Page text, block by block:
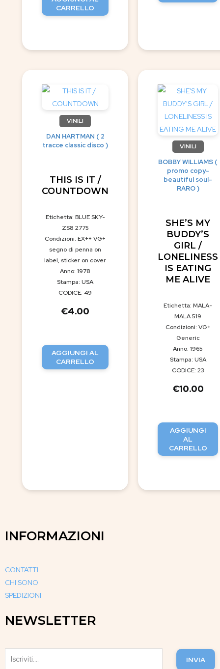
CARRELLO
VINILI
DAN HARTMAN ( 2
tracce classic disco )
THIS IS IT /
COUNTDOWN
Etichetta: BLUE SKY-
ZS8 2775
Condizioni: EX++ VG+
segno di penna on
label, sticker on cover
Anno: 1978
Stampa: USA
CODICE: 49
€4.00
AGGIUNGI AL
CARRELLO
VINILI
BOBBY WILLIAMS (
promo copy-
beautiful soul-
RARO )
SHE’S MY
BUDDY’S
GIRL /
LONELINESS
IS EATING
ME ALIVE
Etichetta: MALA-
MALA 519
Condizioni: VG+
Generic
Anno: 1965
Stampa: USA
CODICE: 23
€10.00
AGGIUNGI
AL
CARRELLO
INFORMAZIONI
CONTATTI
CHI SONO
SPEDIZIONI
NEWSLETTER
INVIA